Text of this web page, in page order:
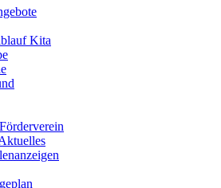
Kita